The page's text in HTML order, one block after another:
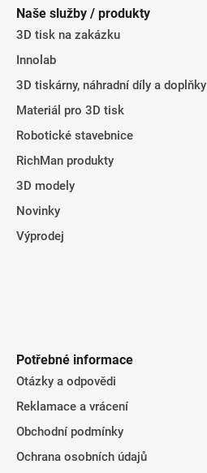
Naše služby / produkty
3D tisk na zakázku
Innolab
3D tiskárny, náhradní díly a doplňky
Materiál pro 3D tisk
Robotické stavebnice
RichMan produkty
3D modely
Novinky
Výprodej
Potřebné informace
Otázky a odpovědi
Reklamace a vrácení
Obchodní podmínky
Ochrana osobních údajů